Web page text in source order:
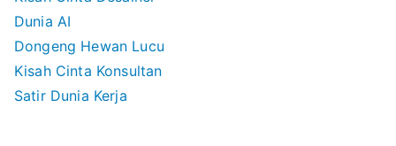
Dunia AI
Dongeng Hewan Lucu
Kisah Cinta Konsultan
Satir Dunia Kerja